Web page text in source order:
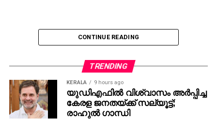
CONTINUE READING
TRENDING
KERALA 9 hours ago
യുഡിഎഫില്‍ വിശ്വാസം അര്‍പ്പിച്ച
കേരള ജനതയ്ക്ക് സല്യൂട്ട്;
രാഹുല്‍ ഗാന്ധി